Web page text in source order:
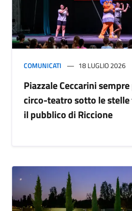
COMUNICATI 18 LUGLIO 2026
Piazzale Ceccarini
circo-teatro sotto le
il pubblico di Riccione